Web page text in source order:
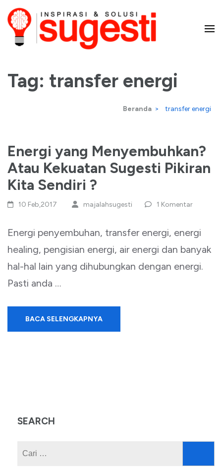
Lompat
ke
konten
Enter)
dan Solusi
Tag: transfer energi
Beranda > transfer energi
Energi yang Menyembuhkan?
Atau Kekuatan Sugesti Pikiran
Kita Sendiri ?
10 Feb,2017 majalahsugesti 1 Komentar
Energi penyembuhan, transfer energi, energi
healing, pengisian energi, air energi dan banyak
hal-hal lain yang dihubungkan dengan energi.
Pasti anda …
BACA SELENGKAPNYA
SEARCH